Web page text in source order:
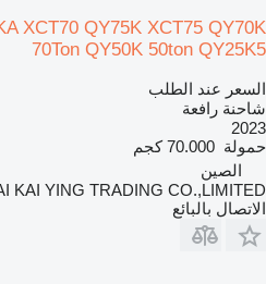
XCT70 QY75K XCT75 QY70K
70Ton QY50K 50ton QY25K5
السعر عند الطلب
شاحنة رافعة
2023
حمولة 70.000 كجم
الصين
KAI YING TRADING CO.,LIMITED
الاتصال بالبائع